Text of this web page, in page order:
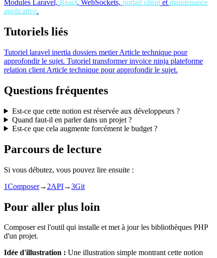
Modules Laravel, React, WebSockets, portail client et maintenance
applicative.
Tutoriels liés
Tutoriel laravel inertia dossiers metier Article technique pour
approfondir le sujet. Tutoriel transformer invoice ninja plateforme
relation client Article technique pour approfondir le sujet.
Questions fréquentes
Est-ce que cette notion est réservée aux développeurs ?
Quand faut-il en parler dans un projet ?
Est-ce que cela augmente forcément le budget ?
Parcours de lecture
Si vous débutez, vous pouvez lire ensuite :
1Composer→ 2API→3Git
Pour aller plus loin
Composer est l'outil qui installe et met à jour les bibliothèques PHP
d'un projet.
Idée d'illustration : Une illustration simple montrant cette notion